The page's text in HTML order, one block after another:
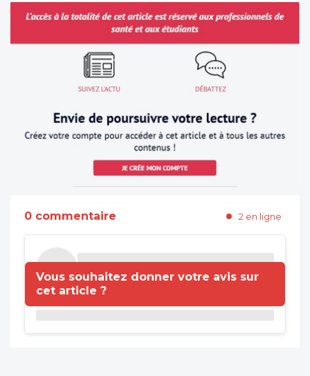
0 commentaire 2 en ligne
Vous souhaitez donner votre avis sur
cet article ?